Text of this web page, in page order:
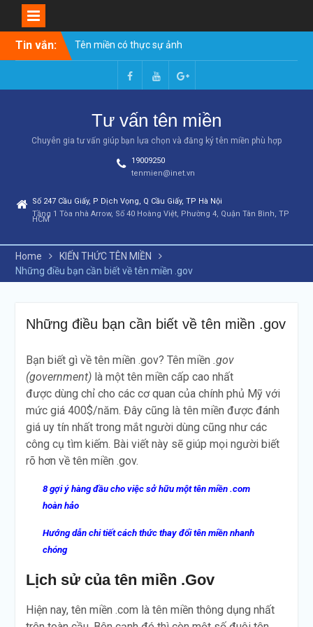
SkipTin vắn:
Tên miền có thực sự ảnh
hưởng đến SEO không? Có
nên mua tên miền chuẩn
SEO?
Nhất Việt Nam? Cách Tính
So Sánh Tên Miền .com và
.vn: 8 Điểm Khác Biệt Quan
Trọng Nhất [2026]
ngành nghề phổ biến nhất
Hướng dẫn toàn diện từ A-Z
(2026)
Tên miền chuẩn SEO: 10
7 cách check lịch sử tên
Hướng Dẫn A-Z Cách Đặt
Tên Trang Web Hay, Ấn
Tượng & Chuẩn SEO
Nên chọn đuôi tên miền như
thế nào để làm website tối
ưu SEO
Cách kiểm tra tuổi thọ tên
miền​
Tư vấn tên miền
Chuyên gia tư vấn giúp bạn lựa chọn và đăng ký tên miền phù hợp
19009250
tenmien@inet.vn
Số 247 Cầu Giấy, P Dịch Vọng, Q Cầu Giấy, TP Hà Nội
Tầng 1 Tòa nhà Arrow, Số 40 Hoàng Việt, Phường 4, Quận Tân Bình, TP
HCM
Home
KIẾN THỨC TÊN MIỀN
Những điều bạn cần biết về tên miền .gov
Những điều bạn cần biết về tên miền .gov
Bạn biết gì về tên miền .gov? Tên miền .gov
(government)là một tên miền cấp cao nhất
được dùng chỉ cho các cơ quan của chính phủ Mỹ với
mức giá 400$/năm. Đây cũng là tên miền được đánh
giá uy tín nhất trong mắt người dùng cũng như các
công cụ tìm kiếm. Bài viết này sẽ giúp mọi người biết
rõ hơn về tên miền .gov.
8 gợi ý hàng đầu cho việc sở hữu một tên miền .com
hoàn hảo
Hướng dẫn chi tiết cách thức thay đổi tên miền nhanh
chóng
Lịch sử của tên miền .Gov
Hiện nay, tên miền .com là tên miền thông dụng nhất